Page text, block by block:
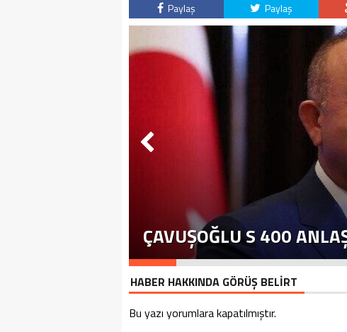
Paylaş Paylaş
ÇAVUŞOĞLU S 400
HABER HAKKINDA GÖRÜŞ BELİRT
Bu yazı yorumlara kapatılmıştır.